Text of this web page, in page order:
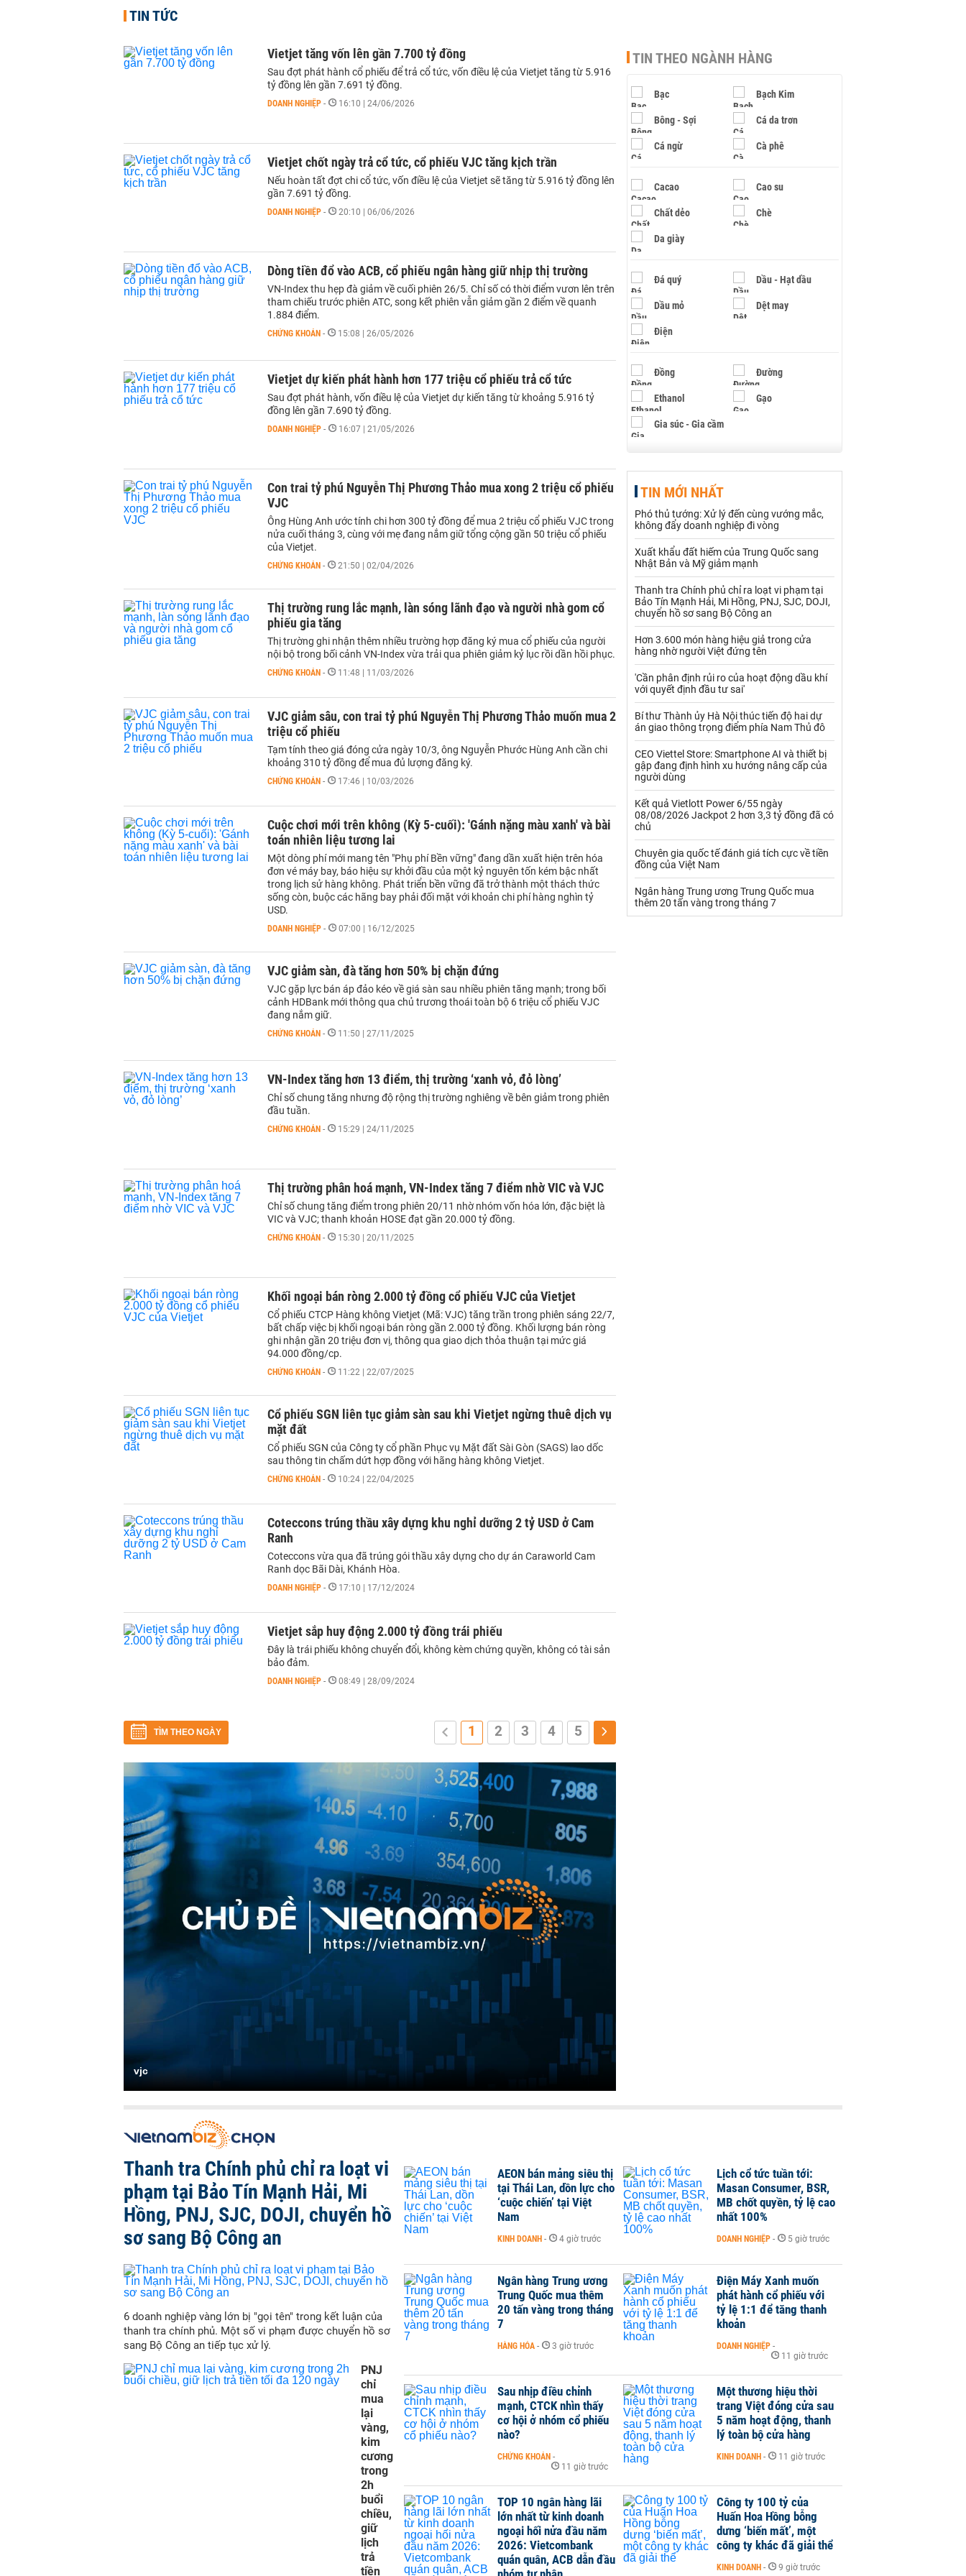
TIN TỨC
Vietjet tăng vốn lên gần 7.700 tỷ đồng
Sau đợt phát hành cổ phiếu để trả cổ tức, vốn điều lệ của Vietjet tăng từ 5.916
tỷ đồng lên gần 7.691 tỷ đồng.
DOANH NGHIỆP - 16:10 | 24/06/2026
Vietjet chốt ngày trả cổ tức, cổ phiếu VJC tăng kịch trần
Nếu hoàn tất đợt chi cổ tức, vốn điều lệ của Vietjet sẽ tăng từ 5.916 tỷ đồng lên
gần 7.691 tỷ đồng.
DOANH NGHIỆP - 20:10 | 06/06/2026
Dòng tiền đổ vào ACB, cổ phiếu ngân hàng giữ nhịp thị trường
VN-Index thu hẹp đà giảm về cuối phiên 26/5. Chỉ số có thời điểm vươn lên trên
tham chiếu trước phiên ATC, song kết phiên vẫn giảm gần 2 điểm về quanh
1.884 điểm.
CHỨNG KHOÁN - 15:08 | 26/05/2026
Vietjet dự kiến phát hành hơn 177 triệu cổ phiếu trả cổ tức
Sau đợt phát hành, vốn điều lệ của Vietjet dự kiến tăng từ khoảng 5.916 tỷ
đồng lên gần 7.690 tỷ đồng.
DOANH NGHIỆP - 16:07 | 21/05/2026
Con trai tỷ phú Nguyễn Thị Phương Thảo mua xong 2 triệu cổ phiếu
VJC
Ông Hùng Anh ước tính chi hơn 300 tỷ đồng để mua 2 triệu cổ phiếu VJC trong
nửa cuối tháng 3, cùng với mẹ đang nắm giữ tổng cộng gần 50 triệu cổ phiếu
của Vietjet.
CHỨNG KHOÁN - 21:50 | 02/04/2026
Thị trường rung lắc mạnh, làn sóng lãnh đạo và người nhà gom cổ
phiếu gia tăng
Thị trường ghi nhận thêm nhiều trường hợp đăng ký mua cổ phiếu của người
nội bộ trong bối cảnh VN-Index vừa trải qua phiên giảm kỷ lục rồi dần hồi phục.
CHỨNG KHOÁN - 11:48 | 11/03/2026
VJC giảm sâu, con trai tỷ phú Nguyễn Thị Phương Thảo muốn mua 2
triệu cổ phiếu
Tạm tính theo giá đóng cửa ngày 10/3, ông Nguyễn Phước Hùng Anh cần chi
khoảng 310 tỷ đồng để mua đủ lượng đăng ký.
CHỨNG KHOÁN - 17:46 | 10/03/2026
Cuộc chơi mới trên không (Kỳ 5-cuối): 'Gánh nặng màu xanh' và bài
toán nhiên liệu tương lai
Một dòng phí mới mang tên "Phụ phí Bền vững" đang dần xuất hiện trên hóa
đơn vé máy bay, báo hiệu sự khởi đầu của một kỷ nguyên tốn kém bậc nhất
trong lịch sử hàng không. Phát triển bền vững đã trở thành một thách thức
sống còn, buộc các hãng bay phải đối mặt với khoản chi phí hàng nghìn tỷ
USD.
DOANH NGHIỆP - 07:00 | 16/12/2025
VJC giảm sàn, đà tăng hơn 50% bị chặn đứng
VJC gặp lực bán áp đảo kéo về giá sàn sau nhiều phiên tăng mạnh; trong bối
cảnh HDBank mới thông qua chủ trương thoái toàn bộ 6 triệu cổ phiếu VJC
đang nắm giữ.
CHỨNG KHOÁN - 11:50 | 27/11/2025
VN-Index tăng hơn 13 điểm, thị trường ‘xanh vỏ, đỏ lòng’
Chỉ số chung tăng nhưng độ rộng thị trường nghiêng về bên giảm trong phiên
đầu tuần.
CHỨNG KHOÁN - 15:29 | 24/11/2025
Thị trường phân hoá mạnh, VN-Index tăng 7 điểm nhờ VIC và VJC
Chỉ số chung tăng điểm trong phiên 20/11 nhờ nhóm vốn hóa lớn, đặc biệt là
VIC và VJC; thanh khoản HOSE đạt gần 20.000 tỷ đồng.
CHỨNG KHOÁN - 15:30 | 20/11/2025
Khối ngoại bán ròng 2.000 tỷ đồng cổ phiếu VJC của Vietjet
Cổ phiếu CTCP Hàng không Vietjet (Mã: VJC) tăng trần trong phiên sáng 22/7,
bất chấp việc bị khối ngoại bán ròng gần 2.000 tỷ đồng. Khối lượng bán ròng
ghi nhận gần 20 triệu đơn vị, thông qua giao dịch thỏa thuận tại mức giá
94.000 đồng/cp.
CHỨNG KHOÁN - 11:22 | 22/07/2025
Cổ phiếu SGN liên tục giảm sàn sau khi Vietjet ngừng thuê dịch vụ
mặt đất
Cổ phiếu SGN của Công ty cổ phần Phục vụ Mặt đất Sài Gòn (SAGS) lao dốc
sau thông tin chấm dứt hợp đồng với hãng hàng không Vietjet.
CHỨNG KHOÁN - 10:24 | 22/04/2025
Coteccons trúng thầu xây dựng khu nghỉ dưỡng 2 tỷ USD ở Cam
Ranh
Coteccons vừa qua đã trúng gói thầu xây dựng cho dự án Caraworld Cam
Ranh dọc Bãi Dài, Khánh Hòa.
DOANH NGHIỆP - 17:10 | 17/12/2024
Vietjet sắp huy động 2.000 tỷ đồng trái phiếu
Đây là trái phiếu không chuyển đổi, không kèm chứng quyền, không có tài sản
bảo đảm.
DOANH NGHIỆP - 08:49 | 28/09/2024
TÌM THEO NGÀY 1 2 3 4 5
vjc
TIN THEO NGÀNH HÀNG
Bạc Bạch Kim
Bông - Sợi Cá da trơn
Cá ngừ Cà phê
Cacao Cao su
Chất dẻo Chè
Da giày
Đá quý Dầu - Hạt dầu
Dầu mỏ Dệt may
Điện
Đồng Đường
Ethanol Gạo
Gia súc - Gia cầm
Hạt điều
Khí đốt
Kim loại khác Mắc ca
Muối Ngũ cốc
Nhựa - Hạt nhựa
Palladium Phân bón
Rau - Củ -Quả Sắt thép
Sữa
Than Thức ăn chăn nuôi
Thủy hải sản khác Tôm
Xi măng - Clynker
TIN MỚI NHẤT
Phó thủ tướng: Xử lý đến cùng vướng mắc,
không đẩy doanh nghiệp đi vòng
Xuất khẩu đất hiếm của Trung Quốc sang
Nhật Bản và Mỹ giảm mạnh
Thanh tra Chính phủ chỉ ra loạt vi phạm tại
Bảo Tín Mạnh Hải, Mi Hồng, PNJ, SJC, DOJI,
chuyển hồ sơ sang Bộ Công an
Hơn 3.600 món hàng hiệu giả trong cửa
hàng nhờ người Việt đứng tên
'Cần phân định rủi ro của hoạt động dầu khí
với quyết định đầu tư sai'
Bí thư Thành ủy Hà Nội thúc tiến độ hai dự
án giao thông trọng điểm phía Nam Thủ đô
CEO Viettel Store: Smartphone AI và thiết bị
gập đang định hình xu hướng nâng cấp của
người dùng
Kết quả Vietlott Power 6/55 ngày
08/08/2026 Jackpot 2 hơn 3,3 tỷ đồng đã có
chủ
Chuyên gia quốc tế đánh giá tích cực về tiền
đồng của Việt Nam
Ngân hàng Trung ương Trung Quốc mua
thêm 20 tấn vàng trong tháng 7
Thanh tra Chính phủ chỉ ra loạt vi
phạm tại Bảo Tín Mạnh Hải, Mi
Hồng, PNJ, SJC, DOJI, chuyển hồ
sơ sang Bộ Công an
6 doanh nghiệp vàng lớn bị "gọi tên" trong kết luận của
thanh tra chính phủ. Một số vi phạm được chuyển hồ sơ
sang Bộ Công an tiếp tục xử lý.
PNJ
chỉ
mua
lại
vàng,
kim
cương
trong
2h
buổi
chiều,
giữ
lịch
trả
tiền
AEON bán mảng siêu thị
tại Thái Lan, dồn lực cho
‘cuộc chiến’ tại Việt
Nam
KINH DOANH - 4 giờ trước
Lịch cổ tức tuần tới:
Masan Consumer, BSR,
MB chốt quyền, tỷ lệ cao
nhất 100%
DOANH NGHIỆP - 5 giờ trước
Ngân hàng Trung ương
Trung Quốc mua thêm
20 tấn vàng trong tháng
7
HÀNG HÓA - 3 giờ trước
Điện Máy Xanh muốn
phát hành cổ phiếu với
tỷ lệ 1:1 để tăng thanh
khoản
DOANH NGHIỆP -
11 giờ trước
Sau nhịp điều chỉnh
mạnh, CTCK nhìn thấy
cơ hội ở nhóm cổ phiếu
nào?
CHỨNG KHOÁN -
11 giờ trước
Một thương hiệu thời
trang Việt đóng cửa sau
5 năm hoạt động, thanh
lý toàn bộ cửa hàng
KINH DOANH - 11 giờ trước
TOP 10 ngân hàng lãi
lớn nhất từ kinh doanh
ngoại hối nửa đầu năm
2026: Vietcombank
quán quân, ACB dẫn đầu
Công ty 100 tỷ của
Huấn Hoa Hồng bỗng
dưng ‘biến mất’, một
công ty khác đã giải thể
KINH DOANH - 9 giờ trước